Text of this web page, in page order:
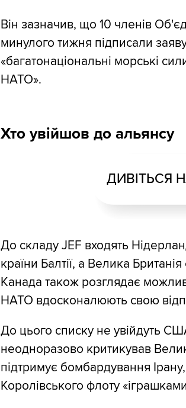
Він зазначив, що 10 членів
минулого тижня підписали
«багатонаціональні морські
НАТО».
Хто увійшов до альянсу
ДИВІТЬСЯ
До складу JEF входять
країни Балтії, а Велика
Канада також розглядає
НАТО вдосконалюють свою
До цього списку не увійдуть
неодноразово критикував
підтримує бомбардування
Королівського флоту